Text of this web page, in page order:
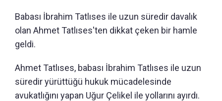
Babası İbrahim Tatlıses ile uzun süredir davalık
olan Ahmet Tatlıses'ten dikkat çeken bir hamle
geldi.
Ahmet Tatlıses, babası İbrahim Tatlıses ile uzun
süredir yürüttüğü hukuk mücadelesinde
avukatlığını yapan Uğur Çelikel ile yollarını ayırdı.